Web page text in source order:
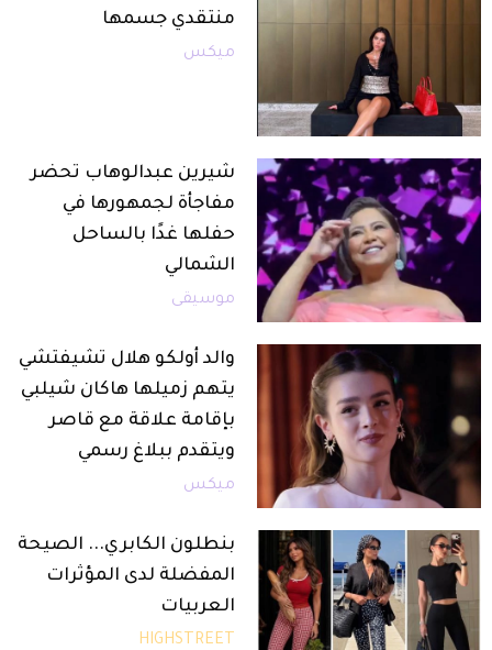
منتقدي جسمها
ميكس
شيرين عبدالوهاب تحضر
مفاجأة لجمهورها في
حفلها غدًا بالساحل
الشمالي
موسيقى
والد أولكو هلال تشيفتشي
يتهم زميلها هاكان شيلبي
بإقامة علاقة مع قاصر
ويتقدم ببلاغ رسمي
ميكس
بنطلون الكابري... الصيحة
المفضلة لدى المؤثرات
العربيات
HIGHSTREET